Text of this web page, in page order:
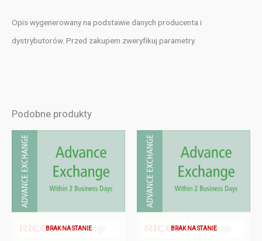
Opis wygenerowany na podstawie danych producenta i
dystrybutorów. Przed zakupem zweryfikuj parametry.
Podobne produkty
BRAK NA STANIE BRAK NA STANIE